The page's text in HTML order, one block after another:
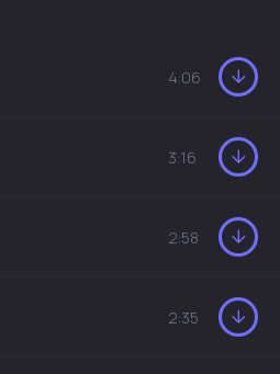
4:06
3:16
2:58
2:35